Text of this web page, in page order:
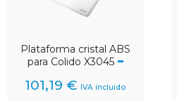
Plataforma cristal ABS
para Colido X3045
101,19 € IVA incluido